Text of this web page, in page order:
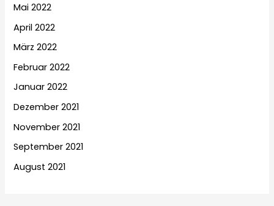
Mai 2022
April 2022
März 2022
Februar 2022
Januar 2022
Dezember 2021
November 2021
September 2021
August 2021